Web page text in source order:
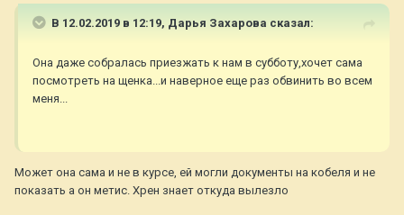
В 12.02.2019 в 12:19, Дарья Захарова сказал:
Она даже собралась приезжать к нам в субботу,хочет сама
посмотреть на щенка...и наверное еще раз обвинить во всем
меня...
Может она сама и не в курсе, ей могли документы на кобеля и не
показать а он метис. Хрен знает откуда вылезло